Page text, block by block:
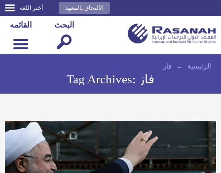
أختر اللغة الألتحاق بالمعهد
القائمه البحث
الرئيسية ← فاز
Tag Archives: فاز